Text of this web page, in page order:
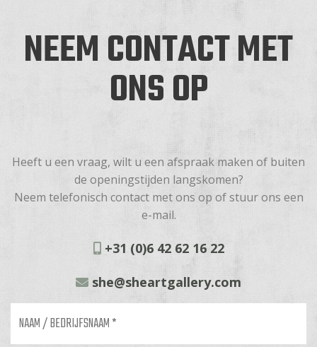
NEEM CONTACT MET
ONS OP
Heeft u een vraag, wilt u een afspraak maken of buiten
de openingstijden langskomen?
Neem telefonisch contact met ons op of stuur ons een
e-mail.
+31 (0)6 42 62 16 22
she@sheartgallery.com
bedrijfsnaam